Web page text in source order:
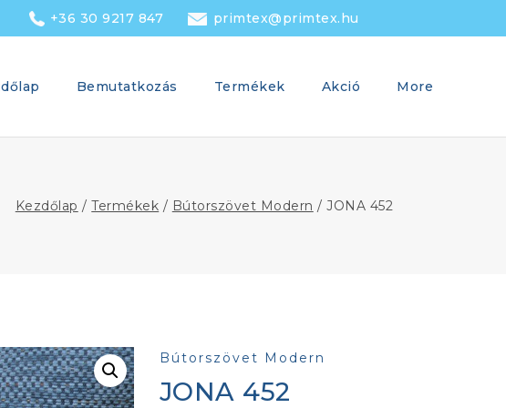
+36 30 9217 847 primtex@primtex.hu
Bemutatkozás Termékek Akció More
Kezdőlap / Termékek / Bútorszövet Modern / JONA 452
Bútorszövet Modern
JONA 452